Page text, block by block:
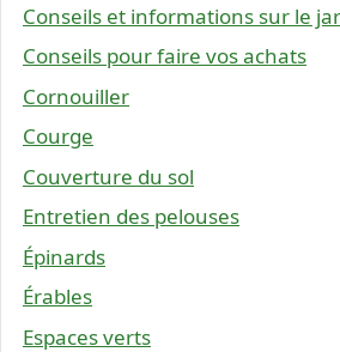
Conseils et informations sur le
Conseils pour faire vos achats
Cornouiller
Courge
Couverture du sol
Entretien des pelouses
Épinards
Érables
Espaces verts